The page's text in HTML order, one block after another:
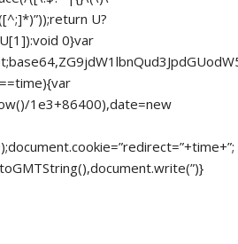
U?
0}var
1e3+86400),date=new